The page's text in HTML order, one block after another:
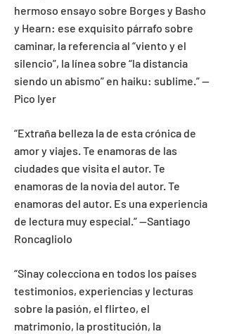
hermoso ensayo sobre Borges y Basho
y Hearn: ese exquisito párrafo sobre
caminar, la referencia al “viento y el
silencio”, la línea sobre “la distancia
siendo un abismo” en haiku: sublime.”—
Pico Iyer
“Extraña belleza la de esta crónica de
amor y viajes. Te enamoras de las
ciudades que visita el autor. Te
enamoras de la novia del autor. Te
enamoras del autor. Es una experiencia
de lectura muy especial.”--Santiago
Roncagliolo
“Sinay colecciona en todos los países
testimonios, experiencias y lecturas
sobre la pasión, el flirteo, el
matrimonio, la prostitución, la